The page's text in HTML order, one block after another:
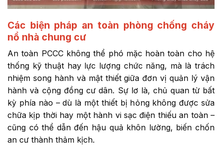
Các biện pháp an toàn phòng chống cháy
nổ nhà chung cư
An toàn PCCC không thể phó mặc hoàn toàn cho hệ
thống kỹ thuật hay lực lượng chức năng, mà là trách
nhiệm song hành và mật thiết giữa đơn vị quản lý vận
hành và cộng đồng cư dân. Sự lơ là, chủ quan từ bất
kỳ phía nào – dù là một thiết bị hỏng không được sửa
chữa kịp thời hay một hành vi sạc điện thiếu an toàn –
cũng có thể dẫn đến hậu quả khôn lường, biến chốn
an cư thành thảm kịch.